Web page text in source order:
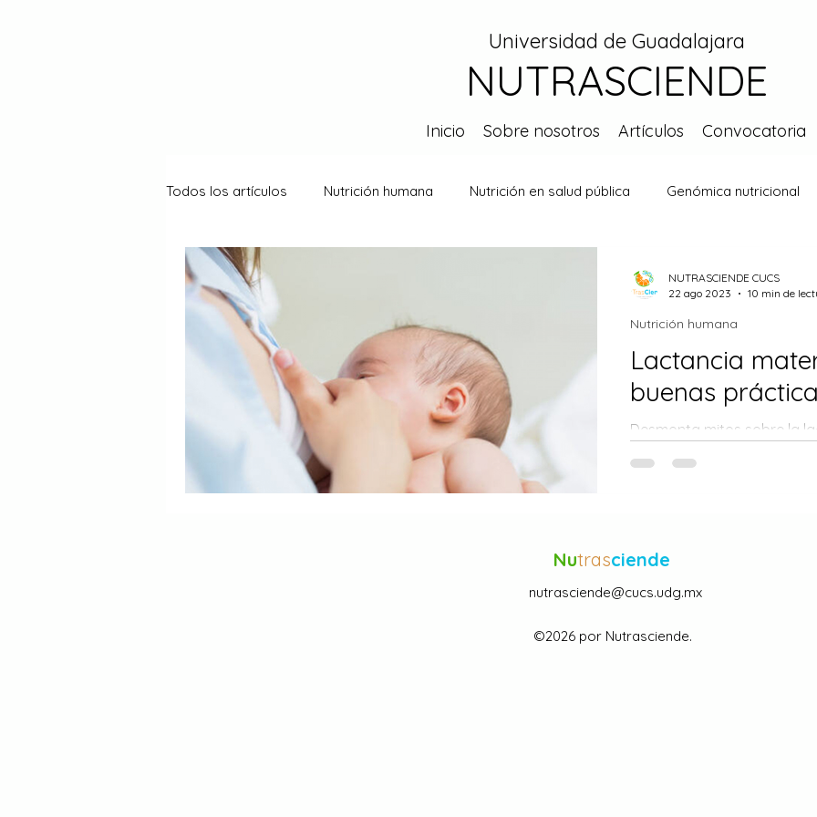
NUTRASCIENDE
Inicio Sobre nosotros Artículos Convocatoria
Universidad de Guadalajara
Todos los artículos Nutrición humana Nutrición en salud pública Genómica nutricional
Estilo de Vida Saludable
Lactancia
buenas
Desmonta mitos sobre la
saludable para tu bebé. 🤱✨
Nutrición humana
NUTRASCIENDE CUCS
22 ago 2023
10 min de
Nutrasciende
nutrasciende@cucs.udg.mx
©2026 por Nutrasciende.